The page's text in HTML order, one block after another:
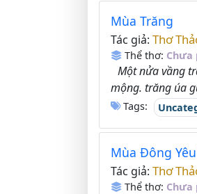
Mùa Trăng
Tác giả: Thơ
Thể thơ: Chưa
Một nửa vầng
mộng. trăng úa
Tags:
Mùa Đông
Tác giả: Thơ
Thể thơ: Chưa